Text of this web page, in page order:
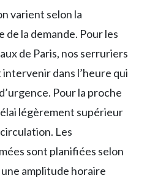
varient selon la
de la demande. Pour les
de Paris, nos serruriers
dans l’heure qui
Pour la proche
légèrement supérieur
Les
sont planifiées selon
amplitude horaire